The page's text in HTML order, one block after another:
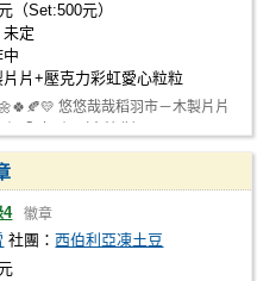
（Set:500元）
定
中
片+壓克力彩虹愛心粒粒
悠悠哉哉稻羽市－木製片片
4 徽章
社團：西伯利亞凍土豆